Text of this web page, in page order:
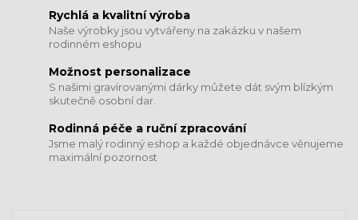
Rychlá a kvalitní výroba
Naše výrobky jsou vytvářeny na zakázku v našem
rodinném eshopu
Možnost personalizace
S našimi gravírovanými dárky můžete dát svým blízkým
skutečně osobní dar.
​​​​​​​Rodinná péče a ruční zpracování
Jsme malý rodinný eshop a každé objednávce věnujeme
maximální pozornost